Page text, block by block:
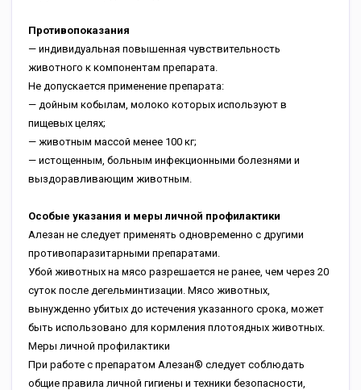
Противопоказания
— индивидуальная повышенная чувствительность
животного к компонентам препарата.
Не допускается применение препарата:
— дойным кобылам, молоко которых используют в
пищевых целях;
— животным массой менее 100 кг;
— истощенным, больным инфекционными болезнями и
выздоравливающим животным.
Особые указания и меры личной профилактики
Алезан не следует применять одновременно с другими
противопаразитарными препаратами.
Убой животных на мясо разрешается не ранее, чем через 20
суток после дегельминтизации. Мясо животных,
вынужденно убитых до истечения указанного срока, может
быть использовано для кормления плотоядных животных.
Меры личной профилактики
При работе с препаратом Алезан® следует соблюдать
общие правила личной гигиены и техники безопасности,